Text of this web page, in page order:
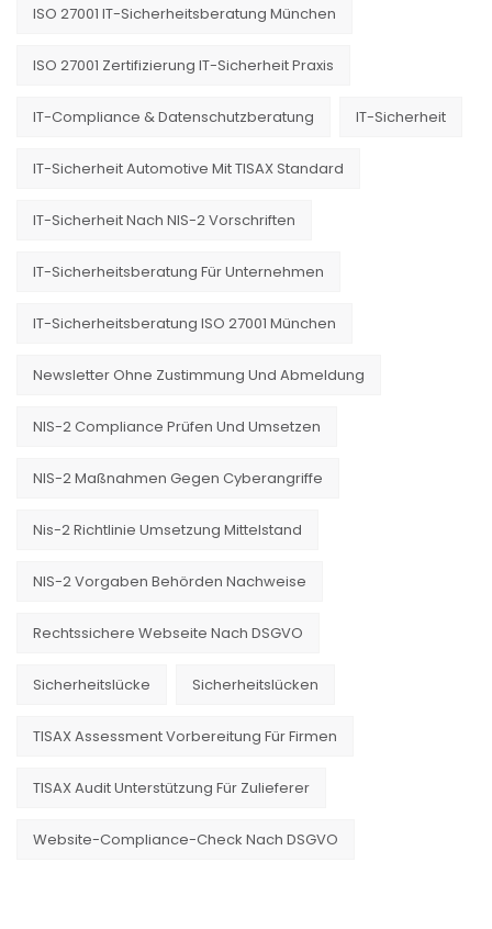
ISO 27001 IT-Sicherheitsberatung München
ISO 27001 Zertifizierung IT-Sicherheit Praxis
IT-Compliance & Datenschutzberatung IT-Sicherheit
IT-Sicherheit Automotive Mit TISAX Standard
IT-Sicherheit Nach NIS-2 Vorschriften
IT-Sicherheitsberatung Für Unternehmen
IT-Sicherheitsberatung ISO 27001 München
Newsletter Ohne Zustimmung Und Abmeldung
NIS-2 Compliance Prüfen Und Umsetzen
NIS-2 Maßnahmen Gegen Cyberangriffe
Nis-2 Richtlinie Umsetzung Mittelstand
NIS-2 Vorgaben Behörden Nachweise
Rechtssichere Webseite Nach DSGVO
Sicherheitslücke Sicherheitslücken
TISAX Assessment Vorbereitung Für Firmen
TISAX Audit Unterstützung Für Zulieferer
Website-Compliance-Check Nach DSGVO